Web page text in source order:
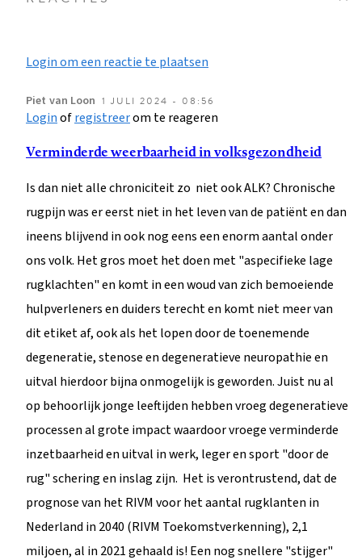
Login om een reactie te plaatsen
Piet van Loon 1 JULI 2024 - 08:56
Login ofregistreerom te reageren
Verminderde weerbaarheid in volksgezondheid
Is dan niet alle chroniciteit zo niet ook ALK? Chronische
rugpijn was er eerst niet in het leven van de patiënt en dan
ineens blijvend in ook nog eens een enorm aantal onder
ons volk. Het gros moet het doen met "aspecifieke lage
rugklachten" en komt in een woud van zich bemoeiende
hulpverleners en duiders terecht en komt niet meer van
dit etiket af, ook als het lopen door de toenemende
degeneratie, stenose en degeneratieve neuropathie en
uitval hierdoor bijna onmogelijk is geworden. Juist nu al
op behoorlijk jonge leeftijden hebben vroeg degeneratieve
processen al grote impact waardoor vroege verminderde
inzetbaarheid en uitval in werk, leger en sport "door de
rug" schering en inslag zijn. Het is verontrustend, dat de
prognose van het RIVM voor het aantal rugklanten in
Nederland in 2040 (RIVM Toekomstverkenning), 2,1
miljoen, al in 2021 gehaald is! Een nog snellere "stijger"